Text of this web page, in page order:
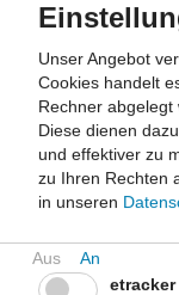
(ab 2015)
FAB.NRW -
Bettensuche in
einer
DIVI-
Evaluation des
Hilfeleistungen, den
Rettungsdienst der
Unser Angebot
Cookies handelt
Rechner abgelegt
Diese dienen
und effektiver zu
zu Ihren Rechten
in unseren
etracker